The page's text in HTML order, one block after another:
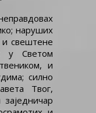
наруших
и свештене
у Светом
и
силно
Твог,